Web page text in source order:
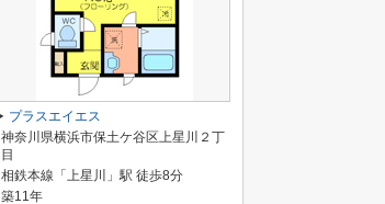
プラスエイエス
神奈川県横浜市保土ケ谷区上星川２丁
目
相鉄本線「上星川」駅 徒歩8分
築11年